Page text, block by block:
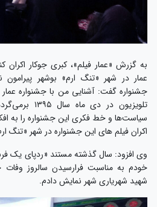
به گزرش «عمار فیلم»، کبری جوکار اکران
عمار در شهر «تنگ ارم» بوشهر
جشنواره گفت: آشنایی من با جشنواره
تلویزیون در
سیاست‌ها و خط فکری این جشنواره را به
اکران فیلم های این جشنواره در شهر «تنگ
وی افزود: سال گذشته مستند «ردپای یک
خودم به مناسبت فرارسیدن سالروز
شهید شهریاری شهر نمایش دادم.